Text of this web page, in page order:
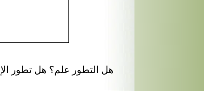
هل التطور علم؟ هل تطور